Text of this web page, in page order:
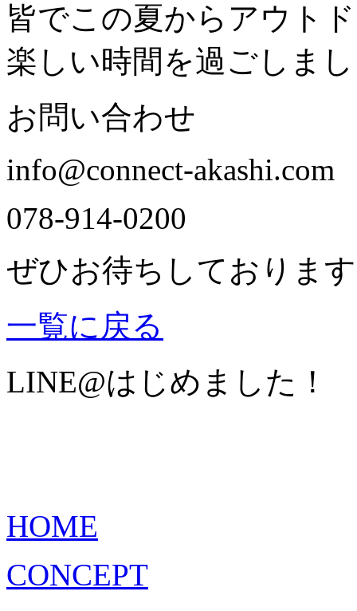
皆でこの夏からアウト
楽しい時間を過ごしまし
お問い合わせ
info@connect-akashi.com
078-914-0200
ぜひお待ちしておりま
一覧に戻る
LINE@はじめました！
HOME
CONCEPT